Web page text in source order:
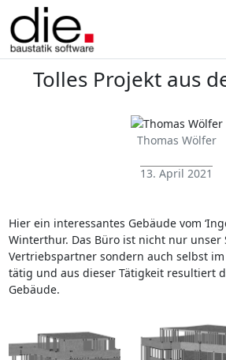
Tolles Projekt aus
Thomas Wölfer
13. April 2021
Hier ein interessantes Gebäude vom
Winterthur. Das Büro ist nicht nur unser
Vertriebspartner sondern auch selbst
tätig und aus dieser Tätigkeit resultiert
Gebäude.